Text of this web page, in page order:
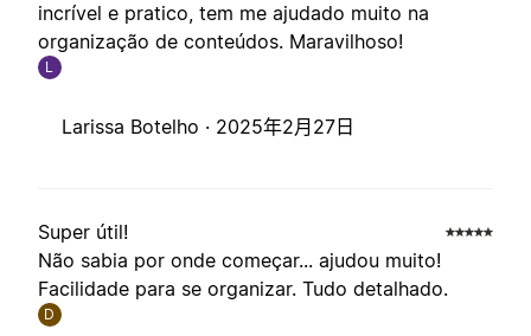
incrível e pratico, tem me ajudado muito na
organização de conteúdos. Maravilhoso!
L
Larissa Botelho · 2025年2月27日
Super útil!
Não sabia por onde começar... ajudou muito!
Facilidade para se organizar. Tudo detalhado.
D